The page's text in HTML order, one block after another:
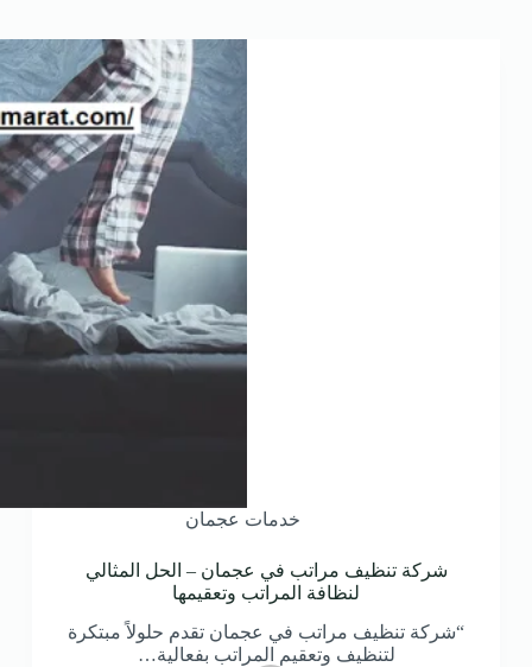
خدمات عجمان
شركة تنظيف مراتب في عجمان – الحل المثالي
لنظافة المراتب وتعقيمها
“شركة تنظيف مراتب في عجمان تقدم حلولاً مبتكرة
لتنظيف وتعقيم المراتب بفعالية…